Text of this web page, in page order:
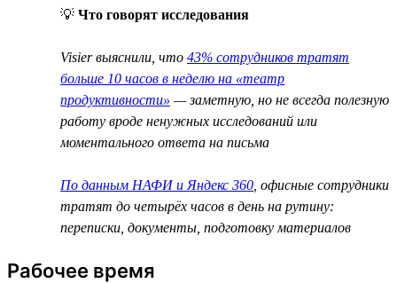
💡 Что говорят исследования
Visier выяснили, что 43% сотрудников тратят
больше 10 часов в неделю на «театр
продуктивности» — заметную, но не всегда полезную
работу вроде ненужных исследований или
моментального ответа на письма
По данным НАФИ и Яндекс 360 , офисные сотрудники
тратят до четырёх часов в день на рутину:
переписки, документы, подготовку материалов
Рабочее время